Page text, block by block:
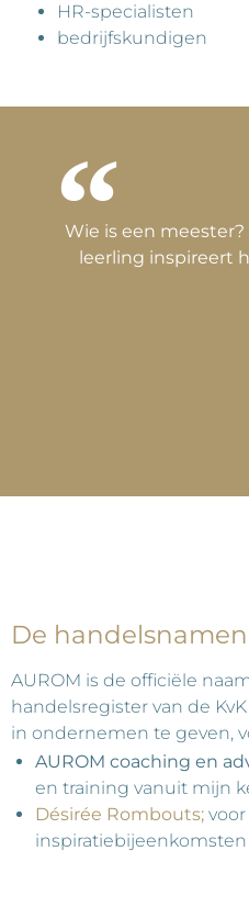
HR-specialisten
bedrijfskundigen
Wie is een
leerling inspireert
De
AUROM is de officiële
handelsregister van de
in ondernemen te geven,
AUROM coaching en
en training vanuit mijn
Désirée Rombouts;